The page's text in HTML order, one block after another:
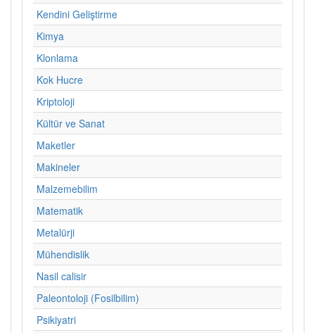
Kendini Geliştirme
Kimya
Klonlama
Kok Hucre
Kriptoloji
Kültür ve Sanat
Maketler
Makineler
Malzemebilim
Matematik
Metalürji
Mühendislik
Nasil calisir
Paleontoloji (Fosilbilim)
Psikiyatri